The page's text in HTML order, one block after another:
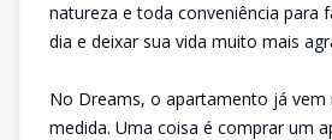
natureza e toda conveniência para
dia e deixar sua vida muito mais
No Dreams, o apartamento já vem
medida. Uma coisa é comprar um